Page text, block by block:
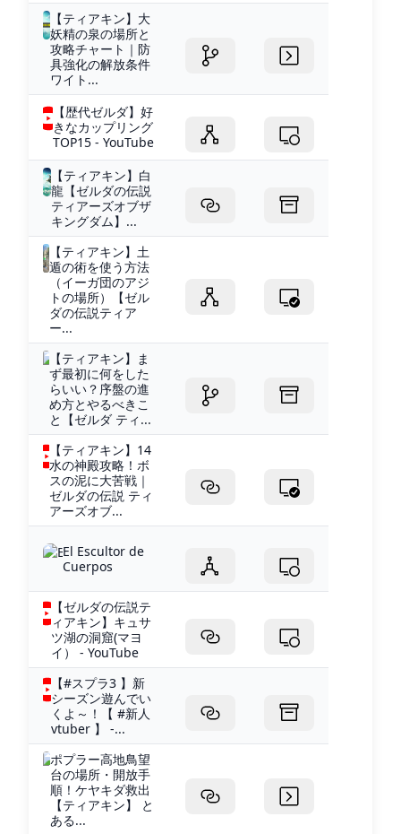
【ティアキン】大
妖精の泉の場所と
攻略チャート｜防
具強化の解放条件
ワイト...
【歴代ゼルダ】好
きなカップリング
TOP15 - YouTube
【ティアキン】白
龍【ゼルダの伝説
ティアーズオブザ
キングダム】...
【ティアキン】土
遁の術を使う方法
（イーガ団のアジ
トの場所）【ゼル
ダの伝説ティア
ー...
【ティアキン】ま
ず最初に何をした
らいい？序盤の進
め方とやるべきこ
と【ゼルダ ティ...
【ティアキン】14
水の神殿攻略！ボ
スの泥に大苦戦｜
ゼルダの伝説 ティ
アーズオブ...
El Escultor de
Cuerpos
【ゼルダの伝説テ
ィアキン】キュサ
ツ湖の洞窟(マヨ
イ） - YouTube
【#スプラ3 】新
シーズン遊んでい
くよ～！【 #新人
vtuber 】 -...
ポプラー高地鳥望
台の場所・開放手
順！ケヤキダ救出
【ティアキン】 と
ある...